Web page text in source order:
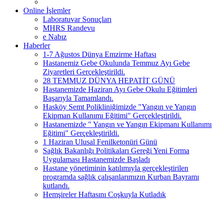
Online İşlemler
Laboratuvar Sonuçları
MHRS Randevu
e Nabız
Haberler
1-7 Ağustos Dünya Emzirme Haftası
Hastanemiz Gebe Okulunda Temmuz Ayı Gebe
Ziyaretleri Gerçekleştirildi.
28 TEMMUZ DÜNYA HEPATİT GÜNÜ
Hastanemizde Haziran Ayı Gebe Okulu Eğitimleri
Başarıyla Tamamlandı.
Hasköy Semt Polikliniğimizde "Yangın ve Yangın
Ekipman Kullanımı Eğitimi" Gerçekleştirildi.
Hastanemizde " Yangın ve Yangın Ekipmanı Kullanımı
Eğitimi" Gerçekleştirildi.
1 Haziran Ulusal Fenilketonüri Günü
Sağlık Bakanlığı Politikaları Gereği Yeni Forma
Uygulaması Hastanemizde Başladı
Hastane yönetiminin katılımıyla gerçekleştirilen
programda sağlık çalışanlarımızın Kurban Bayramı
kutlandı.
Hemşireler Haftasını Coşkuyla Kutladık